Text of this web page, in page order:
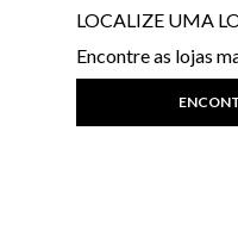
LOCALIZE UMA
Encontre as lojas